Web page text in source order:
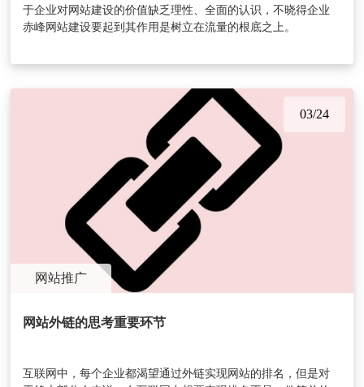
于企业对网站建设的价值缺乏理性、全面的认识，不晓得企业
赤峰网站建设​要起到其作用是树立在流量的根底之上。
03/24
网站推广
网站外链的思考重要环节
互联网中，每个企业都渴望通过外链实现网站的排名，但是对